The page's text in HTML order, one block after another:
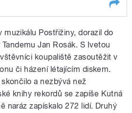
muzikálu Postřižiny, dorazil do
Jan Rosák. S Ivetou
koupaliště zasoutěžit v
či házení létajícím diskem.
a nezbývá než
knihy rekordů se zapíše Kutná
naráz zapískalo 272 lidí. Druhý